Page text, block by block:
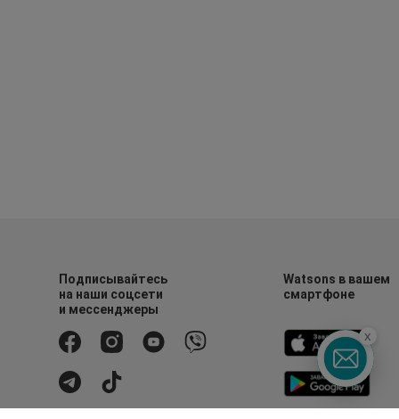
Подписывайтесь
на наши соцсети
и мессенджеры
Watsons в вашем
смартфоне
x